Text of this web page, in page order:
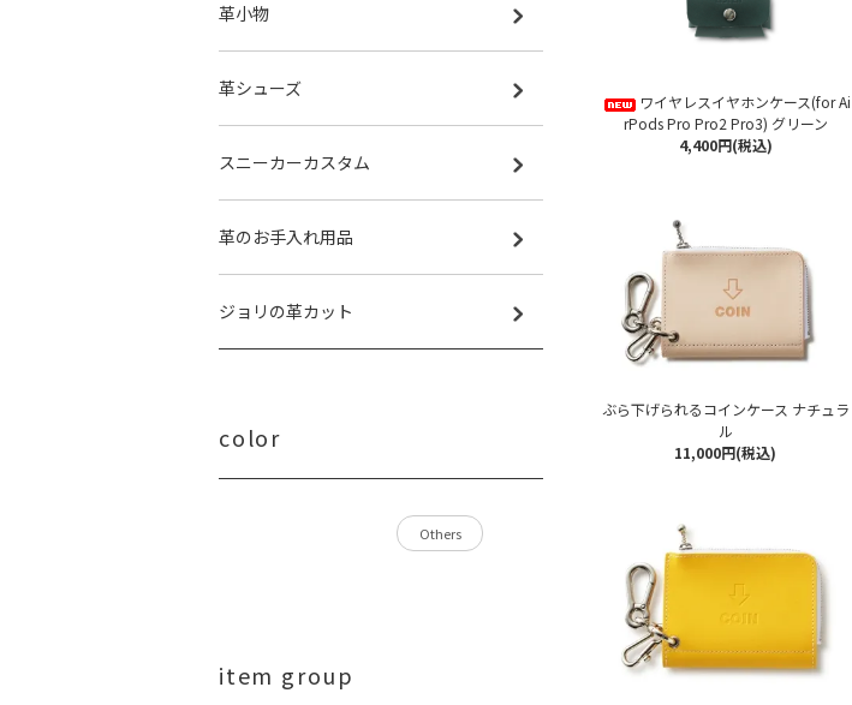
ワイヤレスイヤホンケース(for Ai
rPods Pro Pro2 Pro3) グリーン
4,400円(税込)
ぶら下げられるコインケース ナチュラ
ル
11,000円(税込)
革小物
革シューズ
スニーカーカスタム
革のお手入れ用品
ジョリの革カット
color
Others
item group